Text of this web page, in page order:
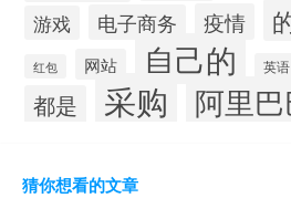
游戏 电子商务 疫情
红包 网站 自己的 英语
都是 采购 阿里
猜你想看的文章